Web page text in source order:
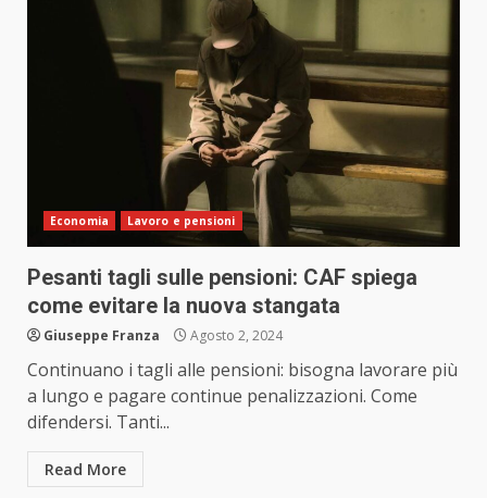
Economia Lavoro e pensioni
Pesanti tagli sulle pensioni: CAF spiega
come evitare la nuova stangata
Giuseppe Franza Agosto 2, 2024
Continuano i tagli alle pensioni: bisogna lavorare più
a lungo e pagare continue penalizzazioni. Come
difendersi. Tanti...
Read More